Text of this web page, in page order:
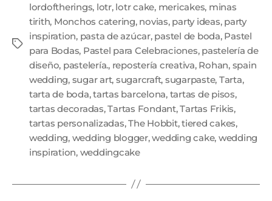
lordoftherings, lotr, lotr cake, mericakes, minas
tirith, Monchos catering, novias, party ideas, party
inspiration, pasta de azúcar, pastel de boda, Pastel
para Bodas, Pastel para Celebraciones, pastelería de
diseño, pastelería., repostería creativa, Rohan, spain
wedding, sugar art, sugarcraft, sugarpaste, Tarta,
tarta de boda,tartas barcelona, tartas de pisos,
tartas decoradas,Tartas Fondant,Tartas Frikis,
tartas personalizadas,The Hobbit,tiered cakes,
wedding, wedding blogger,wedding cake, wedding
inspiration, weddingcake